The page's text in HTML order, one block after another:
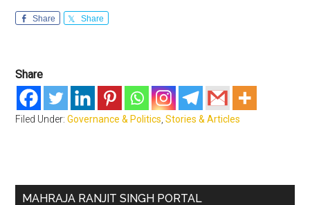
Share Share
Share
Filed Under:Governance & Politics ,Stories & Articles
Primary
MAHRAJA RANJIT SINGH PORTAL